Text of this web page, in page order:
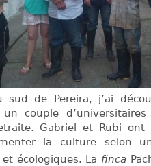
sud de Pereira, j’ai
un couple
Gabriel et Rubi
la culture selon
écologiques. La finca